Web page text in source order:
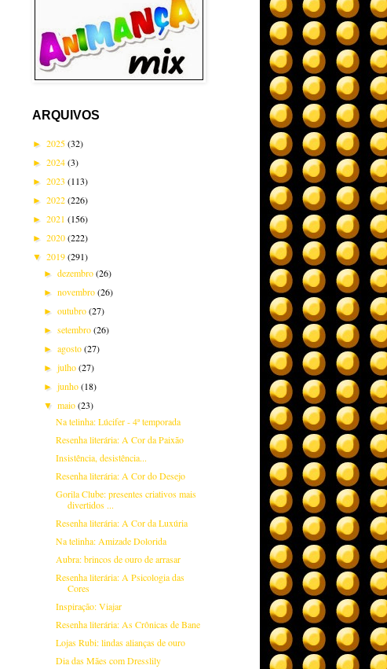
ARQUIVOS
► 2025(32)
► 2024(3)
► 2023 (113)
► 2022(226)
► 2021 (156)
► 2020(222)
▼ 2019(291)
►dezembro(26)
►novembro(26)
►outubro(27)
►setembro(26)
►agosto(27)
►julho(27)
►junho(18)
▼maio(23)
Na telinha: Lúcifer - 4ª temporada
Resenha literária: A Cor da Paixão
Insistência, desistência...
Resenha literária: A Cor do Desejo
Gorila Clube: presentes criativos mais
divertidos ...
Resenha literária: A Cor da Luxúria
Na telinha: Amizade Dolorida
Aubra: brincos de ouro de arrasar
Resenha literária: A Psicologia das
Cores
Inspiração: Viajar
Resenha literária: As Crônicas de Bane
Lojas Rubi: lindas alianças de ouro
Dia das Mães com Dresslily